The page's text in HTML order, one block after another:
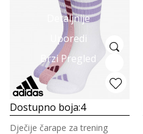
Detaljnije
Uporedi
Brzi Pregled
Dostupno boja:4
Dječije čarape za trening